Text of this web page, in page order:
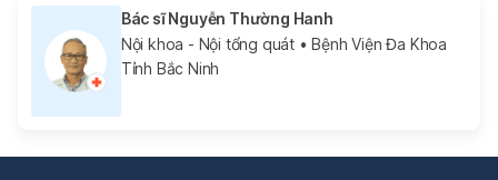
Bác sĩ Nguyễn Thường Hanh
Nội khoa - Nội tổng quát• Bệnh Viện Đa Khoa
Tỉnh Bắc Ninh